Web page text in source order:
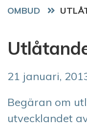
OMBUD
21 januari,
Begäran om
utvecklandet